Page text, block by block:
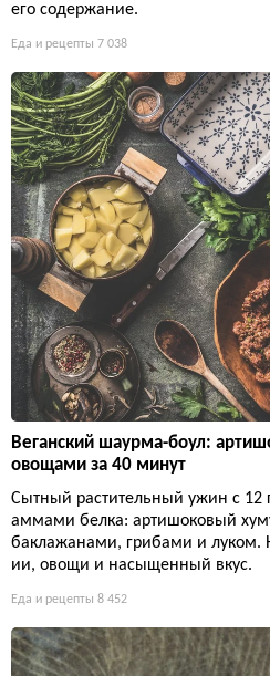
его содержание.
Еда и рецепты 7 038
Веганский шаурма-боул:
овощами за 40 минут
Сытный растительный ужин с 12
аммами белка: артишоковый
баклажанами, грибами и луком.
ии, овощи и насыщенный вкус.
Еда и рецепты 8 452